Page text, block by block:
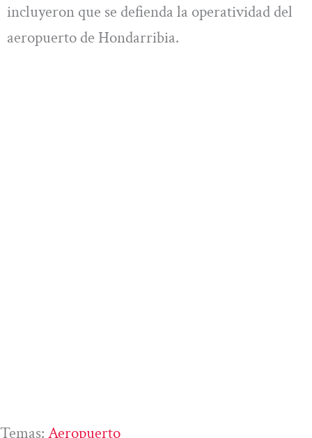
incluyeron que se defienda la operatividad del
aeropuerto de Hondarribia.
Temas: Aeropuerto